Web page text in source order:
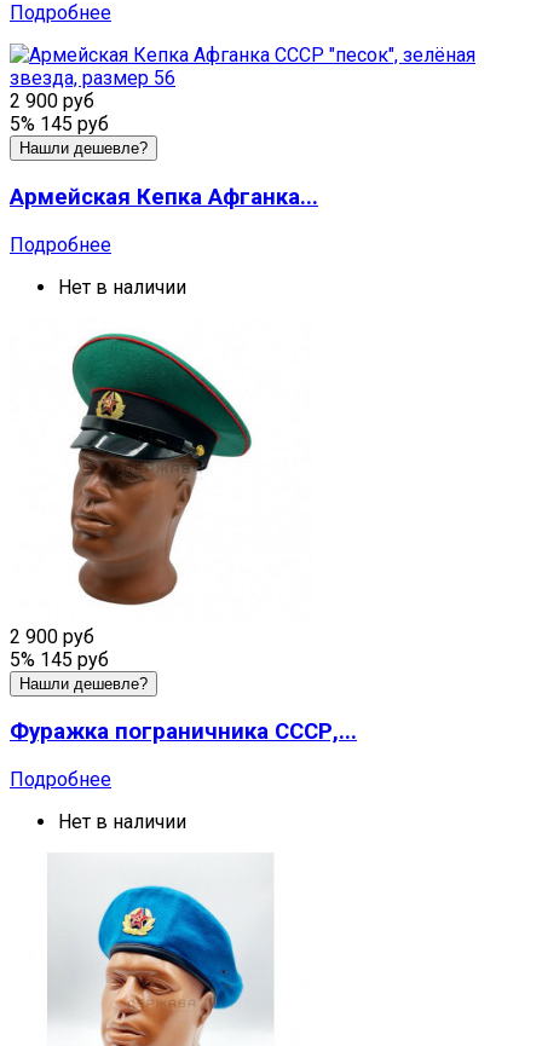
Подробнее
2 900 руб
5% 145 руб
Нашли дешевле?
Армейская Кепка Афганка...
Подробнее
Нет в наличии
2 900 руб
5% 145 руб
Нашли дешевле?
Фуражка пограничника СССР,...
Подробнее
Нет в наличии